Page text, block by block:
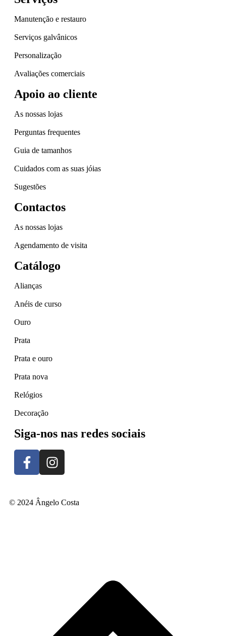
Manutenção e restauro
Serviços galvânicos
Personalização
Avaliações comerciais
Apoio ao cliente
As nossas lojas
Perguntas frequentes
Guia de tamanhos
Cuidados com as suas jóias
Sugestões
Contactos
As nossas lojas
Agendamento de visita
Catálogo
Alianças
Anéis de curso
Ouro
Prata
Prata e ouro
Prata nova
Relógios
Decoração
Siga-nos nas redes sociais
© 2024 Ângelo Costa